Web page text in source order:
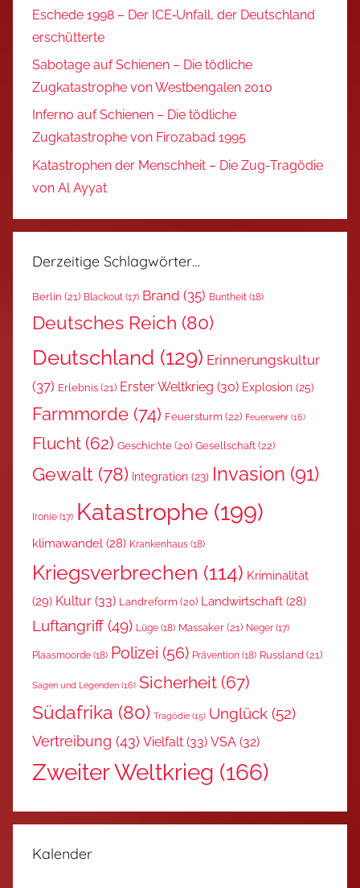
Eschede 1998 – Der ICE‑Unfall, der Deutschland
erschütterte
Sabotage auf Schienen – Die tödliche
Zugkatastrophe von Westbengalen 2010
Inferno auf Schienen – Die tödliche
Zugkatastrophe von Firozabad 1995
Katastrophen der Menschheit – Die Zug-Tragödie
von Al Ayyat
Derzeitige Schlagwörter…
Berlin (21) Blackout (17) Brand (35) Buntheit (18)
Deutsches Reich (80)
Deutschland (129) Erinnerungskultur
(37) Erlebnis (21) Erster Weltkrieg (30) Explosion (25)
Farmmorde (74) Feuersturm (22) Feuerwehr (16)
Flucht (62) Geschichte (20) Gesellschaft(22)
Gewalt (78) Integration (23) Invasion (91)
Ironie (17) Katastrophe (199)
klimawandel (28) Krankenhaus (18)
Kriegsverbrechen (114) Kriminalität
(29) Kultur (33) Landreform (20) Landwirtschaft (28)
Luftangriff (49) Lüge (18) Massaker (21) Neger (17)
Plaasmoorde (18) Polizei (56) Prävention (18) Russland (21)
Sagen und Legenden (16) Sicherheit (67)
Südafrika (80) Tragödie (15) Unglück (52)
Vertreibung (43) Vielfalt (33) VSA (32)
Zweiter Weltkrieg (166)
Kalender